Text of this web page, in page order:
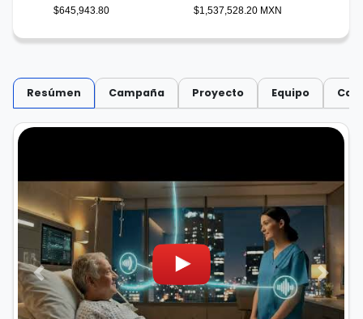
$645,943.80 $1,537,528.20 MXN
Resúmen Campaña Proyecto Equipo
Anterior